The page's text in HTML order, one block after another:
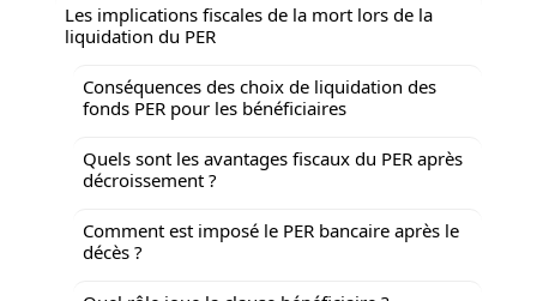
Les implications fiscales de la mort lors de la
liquidation du PER
Conséquences des choix de liquidation des
fonds PER pour les bénéficiaires
Quels sont les avantages fiscaux du PER après
décroissement ?
Comment est imposé le PER bancaire après le
décès ?